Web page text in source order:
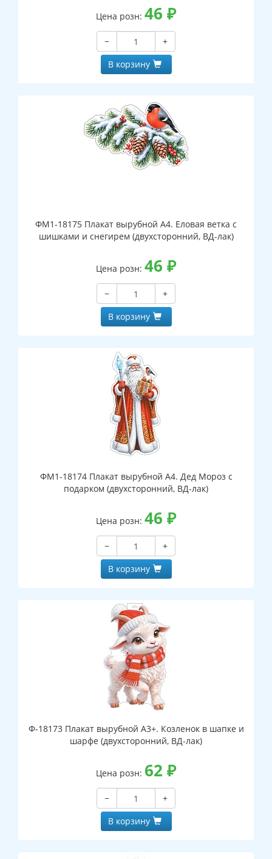
Цена розн: 46 ₽
−
+
В корзину
ФМ1-18175 Плакат вырубной А4. Еловая ветка с
шишками и снегирем (двухсторонний, ВД-лак)
Цена розн: 46 ₽
−
+
В корзину
ФМ1-18174 Плакат вырубной А4. Дед Мороз с
подарком (двухсторонний, ВД-лак)
Цена розн: 46 ₽
−
+
В корзину
Ф-18173 Плакат вырубной А3+. Козленок в шапке и
шарфе (двухсторонний, ВД-лак)
Цена розн: 62 ₽
−
+
В корзину